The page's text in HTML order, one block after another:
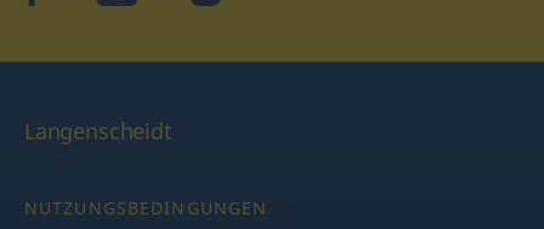
Langenscheidt
NUTZUNGSBEDINGUNGEN